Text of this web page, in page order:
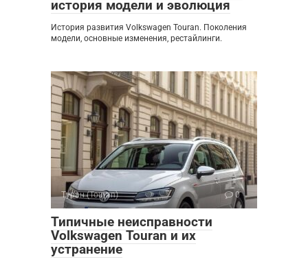
история модели и эволюция
История развития Volkswagen Touran. Поколения
модели, основные изменения, рестайлинги.
Туран (Touran) 0
Типичные неисправности
Volkswagen Touran и их
устранение